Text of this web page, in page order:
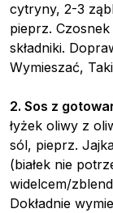
cytryny, 2-3
pieprz.
składniki.
Wymieszać,
2. Sos z
łyżek oliwy z
sól, pieprz.
(białek nie
widelcem/
Dokładnie